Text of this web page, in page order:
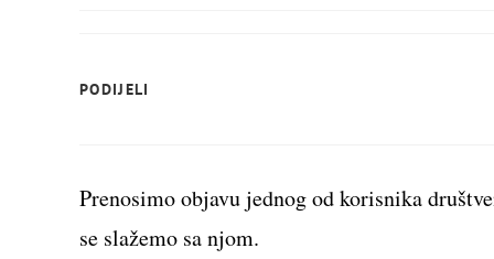
PODIJELI
Prenosimo objavu jednog od korisnika
se slažemo sa njom.